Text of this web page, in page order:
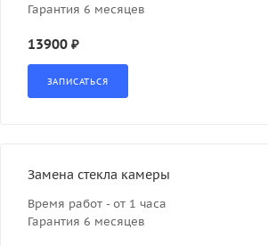
Гарантия 6 месяцев
13900 ₽
Замена стекла камеры
Время работ - от 1 часа
Гарантия 6 месяцев